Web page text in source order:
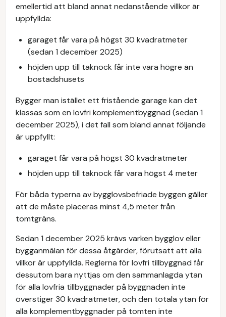
emellertid att bland annat nedanstående villkor är
uppfyllda:
garaget får vara på högst 30 kvadratmeter
(sedan 1 december 2025)
höjden upp till taknock får inte vara högre än
bostadshusets
Bygger man istället ett fristående garage kan det
klassas som en lovfri komplementbyggnad (sedan 1
december 2025), i det fall som bland annat följande
är uppfyllt:
garaget får vara på högst 30 kvadratmeter
höjden upp till taknock får vara högst 4 meter
För båda typerna av bygglovsbefriade byggen gäller
att de måste placeras minst 4,5 meter från
tomtgräns.
Sedan 1 december 2025 krävs varken bygglov eller
bygganmälan för dessa åtgärder, förutsatt att alla
villkor är uppfyllda. Reglerna för lovfri tillbyggnad får
dessutom bara nyttjas om den sammanlagda ytan
för alla lovfria tillbyggnader på byggnaden inte
överstiger 30 kvadratmeter, och den totala ytan för
alla komplementbyggnader på tomten inte